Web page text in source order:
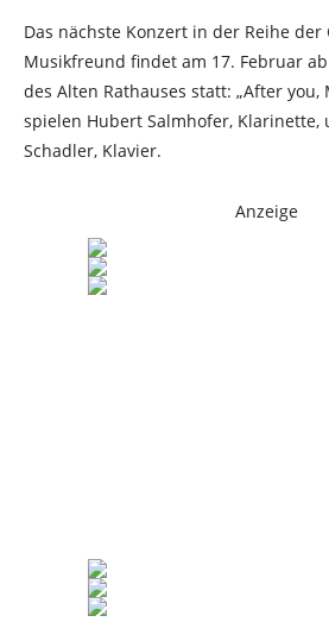
Das nächste Konzert in der Reihe der
Musikfreund findet am 17. Februar
des Alten Rathauses statt: „After you,
spielen Hubert Salmhofer, Klarinette,
Schadler, Klavier.
Anzeige